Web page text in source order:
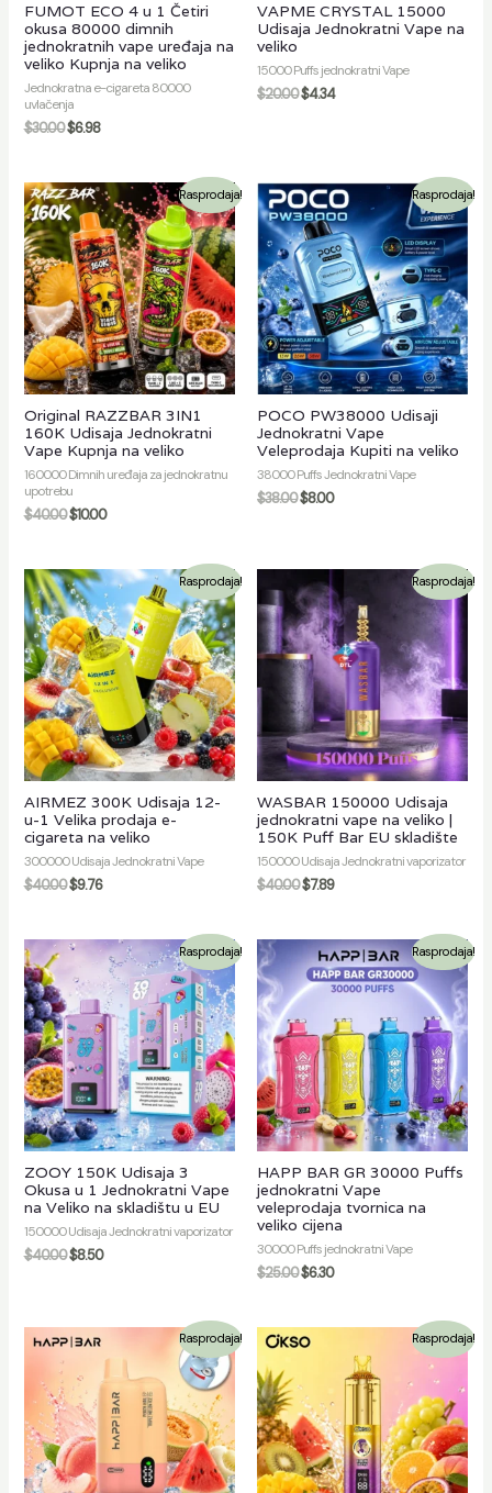
FUMOT ECO 4 u 1 Četiri
okusa 80000 dimnih
jednokratnih vape uređaja na
veliko Kupnja na veliko
Jednokratna e-cigareta 80000
uvlačenja
$30.00$6.98
VAPME CRYSTAL 15000
Udisaja Jednokratni Vape na
veliko
15000 Puffs jednokratni Vape
$20.00$4.34
Rasprodaja!
Original RAZZBAR 3IN1
160K Udisaja Jednokratni
Vape Kupnja na veliko
160000 Dimnih uređaja za jednokratnu
upotrebu
$40.00$10.00
Rasprodaja!
POCO PW38000 Udisaji
Jednokratni Vape
Veleprodaja Kupiti na veliko
38000 Puffs Jednokratni Vape
$38.00$8.00
Rasprodaja!
AIRMEZ 300K Udisaja 12-
u-1 Velika prodaja e-
cigareta na veliko
300000 Udisaja Jednokratni Vape
$40.00$9.76
Rasprodaja!
WASBAR 150000 Udisaja
jednokratni vape na veliko |
150K Puff Bar EU skladište
150000 Udisaja Jednokratni vaporizator
$40.00$7.89
Rasprodaja!
ZOOY 150K Udisaja 3
Okusa u 1 Jednokratni Vape
na Veliko na skladištu u EU
150000 Udisaja Jednokratni vaporizator
$40.00$8.50
Rasprodaja!
HAPP BAR GR 30000 Puffs
jednokratni Vape
veleprodaja tvornica na
veliko cijena
30000 Puffs jednokratni Vape
$25.00$6.30
Rasprodaja! Rasprodaja!